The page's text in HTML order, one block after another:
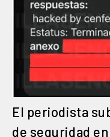
El periodista
de seguridad